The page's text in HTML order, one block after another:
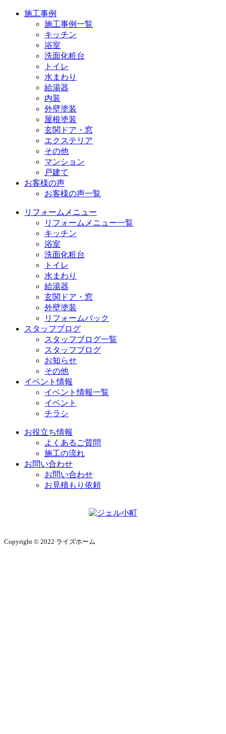
施工事例
施工事例一覧
キッチン
浴室
洗面化粧台
トイレ
水まわり
給湯器
内装
外壁塗装
屋根塗装
玄関ドア・窓
エクステリア
その他
マンション
戸建て
お客様の声
お客様の声一覧
リフォームメニュー
リフォームメニュー一覧
キッチン
浴室
洗面化粧台
トイレ
水まわり
給湯器
玄関ドア・窓
外壁塗装
リフォームパック
スタッフブログ
スタッフブログ一覧
スタッフブログ
お知らせ
その他
イベント情報
イベント情報一覧
イベント
チラシ
お役立ち情報
よくあるご質問
施工の流れ
お問い合わせ
お問い合わせ
お見積もり依頼
Copyright © 2022 ライズホーム